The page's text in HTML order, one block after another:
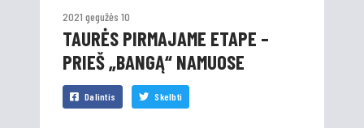
2021 gegužės 10
TAURĖS PIRMAJAME ETAPE –
PRIEŠ „BANGĄ“ NAMUOSE
Dalintis Skelbti